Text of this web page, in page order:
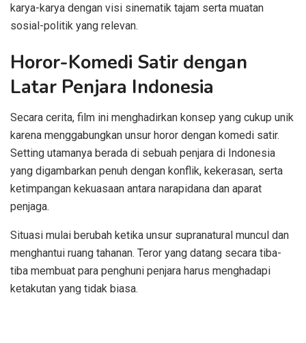
karya-karya dengan visi sinematik tajam serta muatan
sosial-politik yang relevan.
Horor-Komedi Satir dengan
Latar Penjara Indonesia
Secara cerita, film ini menghadirkan konsep yang cukup unik
karena menggabungkan unsur horor dengan komedi satir.
Setting utamanya berada di sebuah penjara di Indonesia
yang digambarkan penuh dengan konflik, kekerasan, serta
ketimpangan kekuasaan antara narapidana dan aparat
penjaga.
Situasi mulai berubah ketika unsur supranatural muncul dan
menghantui ruang tahanan. Teror yang datang secara tiba-
tiba membuat para penghuni penjara harus menghadapi
ketakutan yang tidak biasa.